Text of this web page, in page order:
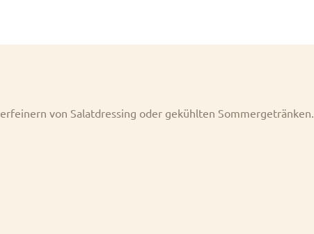
von Salatdressing oder gekühlten Sommergetränken.